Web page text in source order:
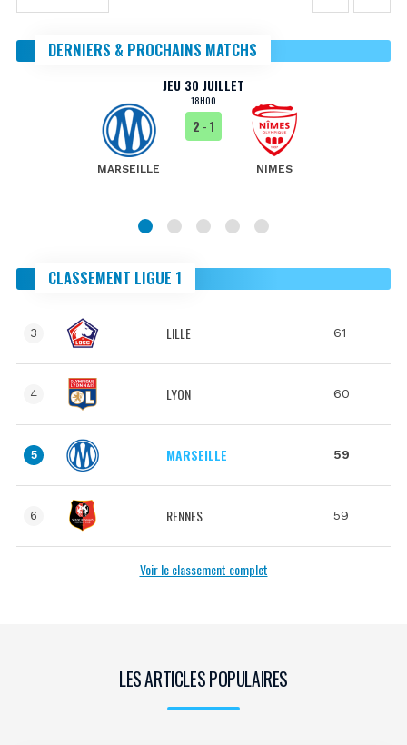
DERNIERS & PROCHAINS MATCHS
JEU 30 JUILLET
18H00
MARSEILLE
2 - 1
NIMES
CLASSEMENT LIGUE 1
3 LILLE 61
4 LYON 60
5 MARSEILLE 59
6 RENNES 59
Voir le classement complet
LES ARTICLES POPULAIRES